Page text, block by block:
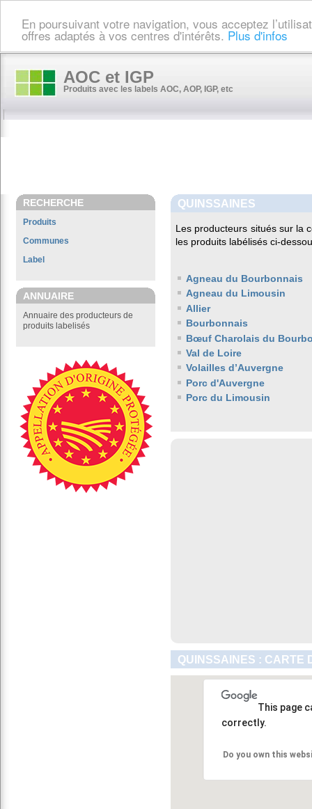
En poursuivant votre navigation, vous acceptez
offres adaptés à vos centres d'intérêts. Plus d'infos
AOC et IGP
Produits avec les labels AOC, AOP, IGP, etc
RECHERCHE
Produits
Communes
Label
ANNUAIRE
Annuaire des producteurs de
produits labelisés
QUINSSAINES
Les producteurs situés sur la
les produits labélisés ci-
Agneau du Bourbonnais
Agneau du Limousin
Allier
Bourbonnais
Bœuf Charolais du
Val de Loire
Volailles d’Auvergne
Porc d'Auvergne
Porc du Limousin
QUINSSAINES : CARTE
This page
correctly.
Do you own this